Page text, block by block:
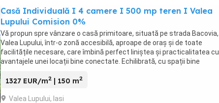
Casă Individuală I 4 camere I 500 mp teren I Valea
Lupului Comision 0%
Vă propun spre vânzare o casă primitoare, situată pe strada Bacovia,
Valea Lupului, într-o zonă accesibilă, aproape de oraș și de toate
facilitățile necesare, care îmbină perfect liniștea și practicalitatea cu
avantajele unei locații bine conectate. Echilibrată, cu spații bine
1327 EUR/m2 | 150 m2
Valea Lupului, Iasi